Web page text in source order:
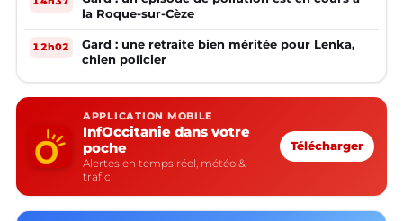
la Roque-sur-Cèze
12h02
Gard : une retraite bien méritée pour Lenka,
chien policier
APPLICATION MOBILE
InfOccitanie dans votre
poche
Alertes en temps réel, météo &
trafic
Télécharger